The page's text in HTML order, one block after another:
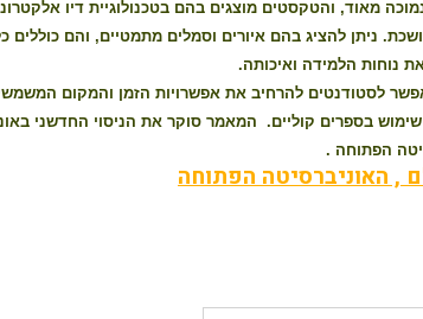
ניתן להציג בהם איורים וסמלים מתמטיים, והם כוללים
נוחות הלמידה ואיכותה.
לסטודנטים להרחיב את אפשרויות הזמן והמקום
בספרים קוליים. המאמר סוקר את הניסוי החדשני
הפתוחה .
, האוניברסיטה הפתוחה